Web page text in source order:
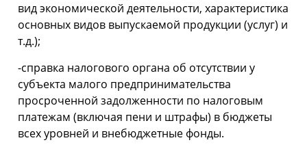
вид экономической деятельности, характеристика
основных видов выпускаемой продукции (услуг) и
т.д.);
-справка налогового органа об отсутствии у
субъекта малого предпринимательства
просроченной задолженности по налоговым
платежам (включая пени и штрафы) в бюджеты
всех уровней и внебюджетные фонды.